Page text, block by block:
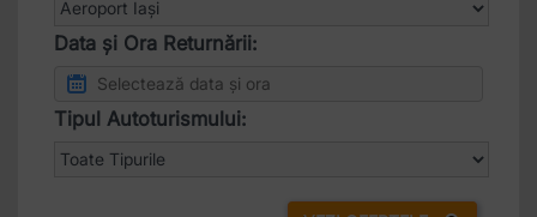
Data și Ora Returnării:
Tipul Autoturismului: